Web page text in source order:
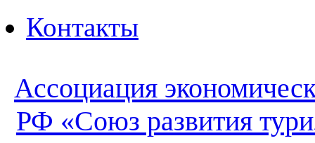
Контакты
Ассоциация
РФ «Союз развития